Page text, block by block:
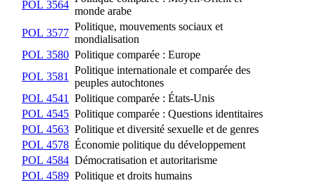
POL 3564
monde arabe
POL 3577
Politique, mouvements sociaux et
mondialisation
POL 3580 Politique comparée : Europe
POL 3581
Politique internationale et comparée des
peuples autochtones
POL 4541 Politique comparée : États-Unis
POL 4545 Politique comparée : Questions identitaires
POL 4563 Politique et diversité sexuelle et de genres
POL 4578 Économie politique du développement
POL 4584 Démocratisation et autoritarisme
POL 4589 Politique et droits humains